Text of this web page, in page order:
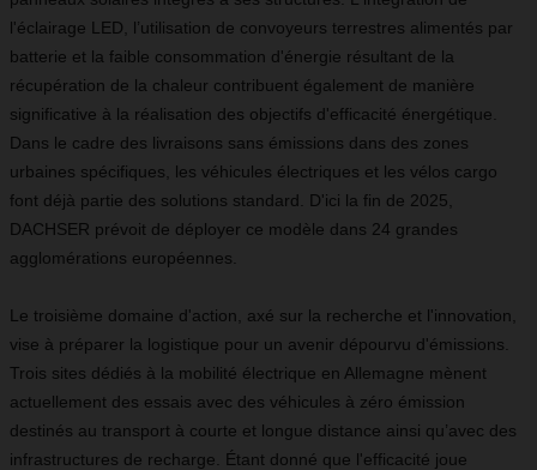
l'éclairage LED, l’utilisation de convoyeurs terrestres alimentés par
batterie et la faible consommation d'énergie résultant de la
récupération de la chaleur contribuent également de manière
significative à la réalisation des objectifs d'efficacité énergétique.
Dans le cadre des livraisons sans émissions dans des zones
urbaines spécifiques, les véhicules électriques et les vélos cargo
font déjà partie des solutions standard. D'ici la fin de 2025,
DACHSER prévoit de déployer ce modèle dans 24 grandes
agglomérations européennes.
Le troisième domaine d'action, axé sur la recherche et l'innovation,
vise à préparer la logistique pour un avenir dépourvu d'émissions.
Trois sites dédiés à la mobilité électrique en Allemagne mènent
actuellement des essais avec des véhicules à zéro émission
destinés au transport à courte et longue distance ainsi qu’avec des
infrastructures de recharge. Étant donné que l'efficacité joue